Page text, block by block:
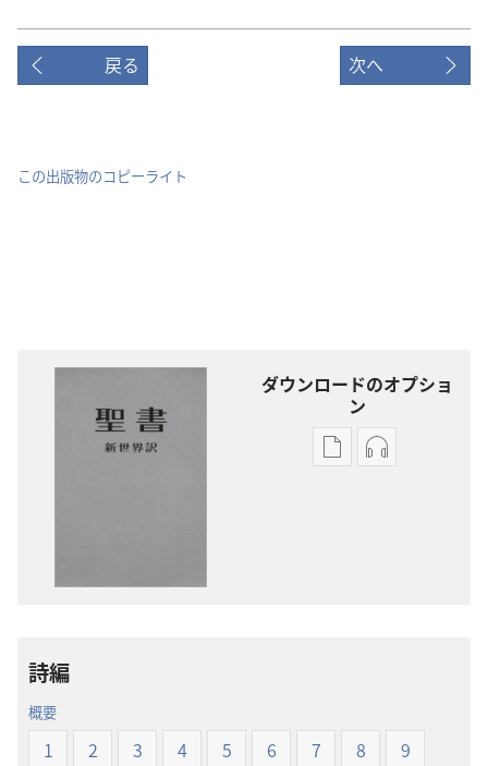
戻る 次へ
この出版物のコピーライト
ダウンロードのオプショ
ン
出
プ
ショ
オー
プ
ショ
詩編
概要
1 2 3 4 5 6 7 8
9